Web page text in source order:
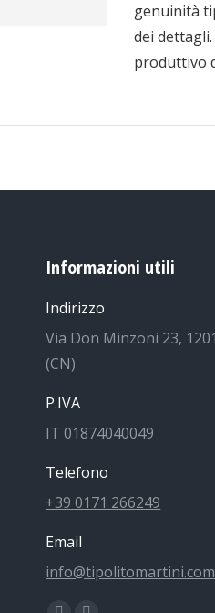
genuinità
dei
produttivo
Informazioni utili
Indirizzo
Via Don Minzoni 23,
(CN)
P.IVA
IT 01874040049
Telefono
+39 0171 266249
Email
info@tipolitomartini.com